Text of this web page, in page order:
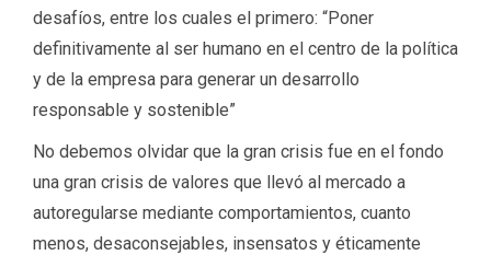
desafíos, entre los cuales el primero: “Poner
definitivamente al ser humano en el centro de la política
y de la empresa para generar un desarrollo
responsable y sostenible”
No debemos olvidar que la gran crisis fue en el fondo
una gran crisis de valores que llevó al mercado a
autoregularse mediante comportamientos, cuanto
menos, desaconsejables, insensatos y éticamente